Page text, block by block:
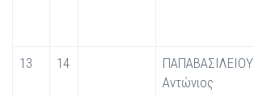
13 14
ΠΑΠΑΒΑΣΙΛΕΙΟΥ
Αντώνιος